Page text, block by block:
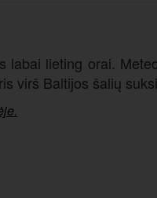
labai lieting orai.
virš Baltijos šalių